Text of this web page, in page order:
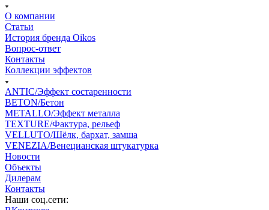
О компании
Статьи
История бренда Oikos
Вопрос-ответ
Контакты
Коллекции эффектов
ANTIC/Эффект состаренности
BETON/Бетон
METALLO/Эффект металла
TEXTURE/Фактура, рельеф
VELLUTO/Шёлк, бархат, замша
VENEZIA/Венецианская штукатурка
Новости
Объекты
Дилерам
Контакты
Наши соц.сети: